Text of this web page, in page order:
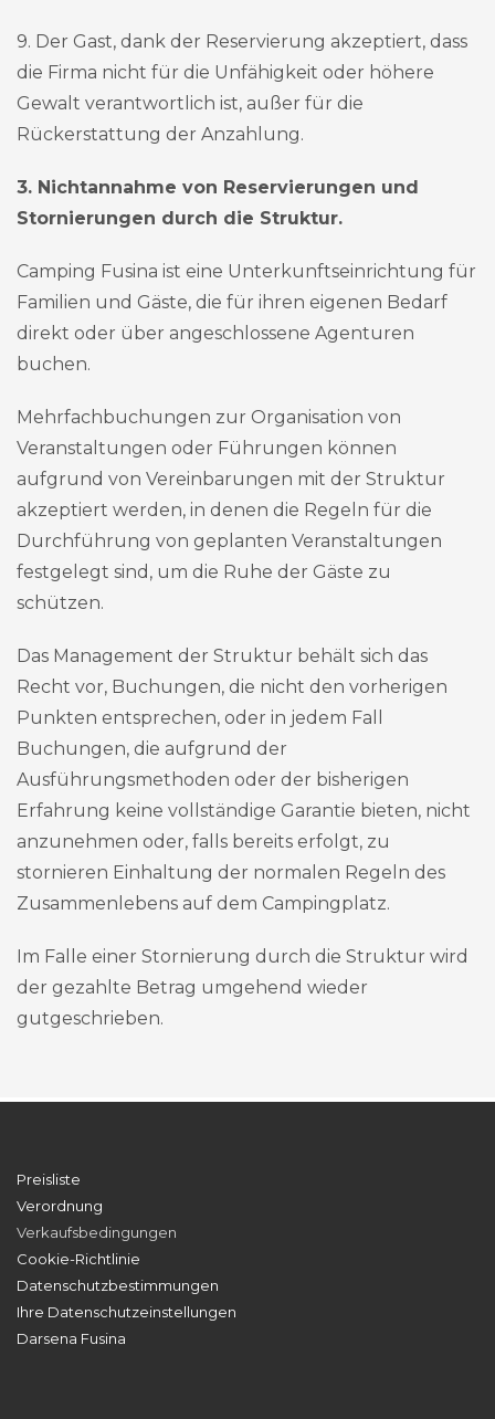
9. Der Gast, dank der Reservierung akzeptiert, dass
die Firma nicht für die Unfähigkeit oder höhere
Gewalt verantwortlich ist, außer für die
Rückerstattung der Anzahlung.
3. Nichtannahme von Reservierungen und
Stornierungen durch die Struktur.
Camping Fusina ist eine Unterkunftseinrichtung für
Familien und Gäste, die für ihren eigenen Bedarf
direkt oder über angeschlossene Agenturen
buchen.
Mehrfachbuchungen zur Organisation von
Veranstaltungen oder Führungen können
aufgrund von Vereinbarungen mit der Struktur
akzeptiert werden, in denen die Regeln für die
Durchführung von geplanten Veranstaltungen
festgelegt sind, um die Ruhe der Gäste zu
schützen.
Das Management der Struktur behält sich das
Recht vor, Buchungen, die nicht den vorherigen
Punkten entsprechen, oder in jedem Fall
Buchungen, die aufgrund der
Ausführungsmethoden oder der bisherigen
Erfahrung keine vollständige Garantie bieten, nicht
anzunehmen oder, falls bereits erfolgt, zu
stornieren Einhaltung der normalen Regeln des
Zusammenlebens auf dem Campingplatz.
Im Falle einer Stornierung durch die Struktur wird
der gezahlte Betrag umgehend wieder
gutgeschrieben.
Preisliste
Verordnung
Verkaufsbedingungen
Cookie-Richtlinie
Datenschutzbestimmungen
Ihre Datenschutzeinstellungen
Darsena Fusina